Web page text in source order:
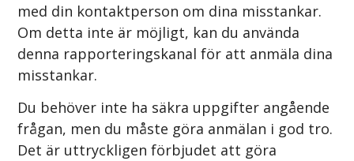
med din kontaktperson om dina misstankar.
Om detta inte är möjligt, kan du använda
denna rapporteringskanal för att anmäla dina
misstankar.
Du behöver inte ha säkra uppgifter angående
frågan, men du måste göra anmälan i god tro.
Det är uttryckligen förbjudet att göra